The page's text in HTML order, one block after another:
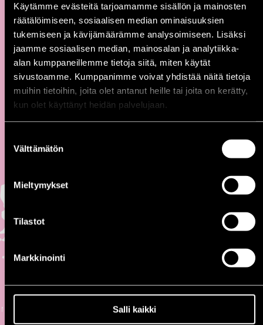
Käytämme evästeitä tarjoamamme sisällön ja mainosten
räätälöimiseen, sosiaalisen median ominaisuuksien
tukemiseen ja kävijämäärämme analysoimiseen. Lisäksi
jaamme sosiaalisen median, mainosalan ja analytiikka-
alan kumppaneillemme tietoja siitä, miten käytät
sivustoamme. Kumppanimme voivat yhdistää näitä tietoja
muihin tietoihin, joita olet antanut heille tai joita on kerätty,
kun olet käyttänyt heidän palvelujaan.
valinta
Välttämätön
Mieltymykset
Tilastot
Markkinointi
Salli kaikki
OHJELMA
Perjantai 10.7.
Lauantai 11.7.
Tiistai 14.7.
Perjantai 17.7.
Muu ohjelma / Sunnuntai 12.7.